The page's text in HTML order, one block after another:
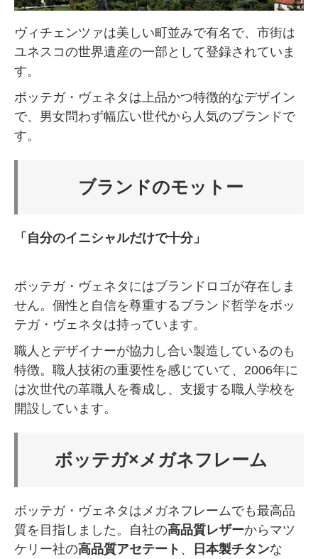
ヴィチェンツァは美しい町並みで有名で、市街は
ユネスコの世界遺産の一部として登録されていま
す。
ボッテガ・ヴェネタは上品かつ特徴的なデザイン
で、男女問わず幅広い世代から人気のブランドで
す。
ブランドのモットー
「自分のイニシャルだけで十分」
ボッテガ・ヴェネタにはブランドロゴが存在しま
せん。個性と自信を尊重するブランド哲学をボッ
テガ・ヴェネタは持っています。
職人とデザイナーが協力し合い製造しているのも
特徴。職人技術の重要性を感じていて、2006年に
は次世代の革職人を養成し、支援する職人学校を
開設しています。
ボッテガ×メガネフレーム
ボッテガ・ヴェネタはメガネフレームでも最高品
質を目指しました。自社の高品質レザーからマツ
ケリー社の高品質アセテート 、 日本製チタンな